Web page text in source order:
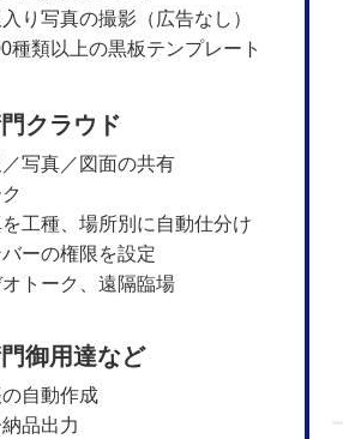
入り写真の撮影（広告なし）
種類以上の黒板テンプレート
クラウド
／写真／図面の共有
を工種、場所別に自動仕分け
バーの権限を設定
オトーク、遠隔臨場
御用達など
の自動作成
納品出力